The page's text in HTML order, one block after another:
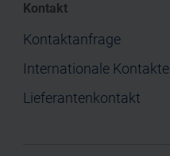
Kontakt
Kontaktanfrage
Internationale Kontakte
Lieferantenkontakt